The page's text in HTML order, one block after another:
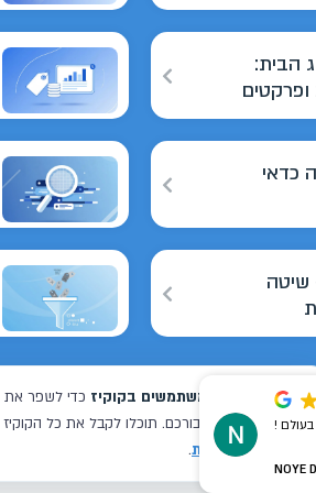
הבית:
כדאי
שיטה
מפת אתר
וואו איזה כיף, מאיפה
אם לא קשור ישירות לקידום
בעולם !
NOYE